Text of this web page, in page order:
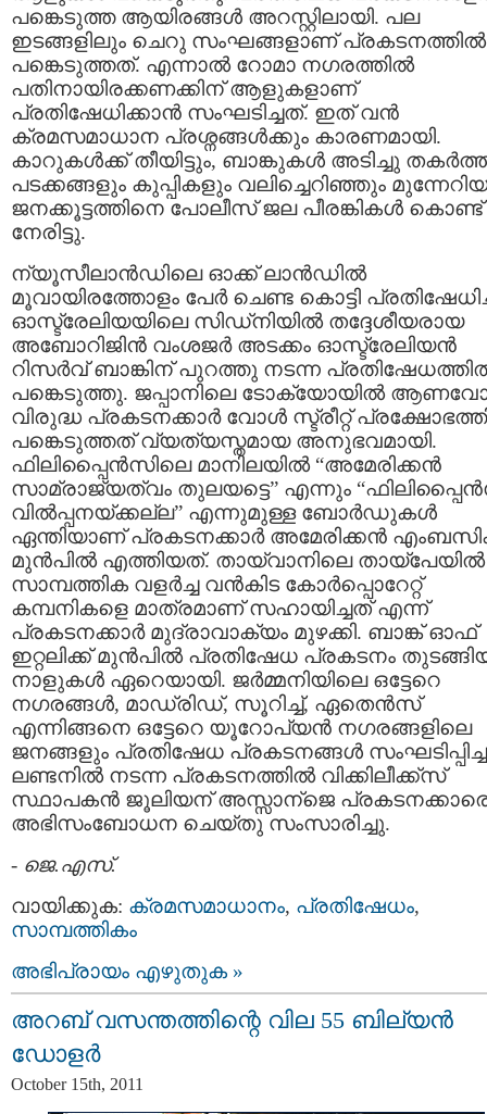
പങ്കെടുത്ത ആയിരങ്ങള്‍ അറസ്റ്റിലായി. പല
ഇടങ്ങളിലും ചെറു സംഘങ്ങളാണ് പ്രകടനത്തില്‍
പങ്കെടുത്തത്. എന്നാല്‍ റോമാ നഗരത്തില്‍
പതിനായിരക്കണക്കിന് ആളുകളാണ്
പ്രതിഷേധിക്കാന്‍ സംഘടിച്ചത്. ഇത് വന്‍
ക്രമസമാധാന പ്രശ്നങ്ങള്‍ക്കും കാരണമായി.
കാറുകള്‍ക്ക് തീയിട്ടും, ബാങ്കുകള്‍ അടിച്ചു
പടക്കങ്ങളും കുപ്പികളും വലിച്ചെറിഞ്ഞും മുന്നേറിയ
ജനക്കൂട്ടത്തിനെ പോലീസ്‌ ജല പീരങ്കികള്‍ കൊണ്ട്
നേരിട്ടു.
ന്യൂസീലാന്‍ഡിലെ ഓക്ക് ലാന്‍ഡില്‍
മൂവായിരത്തോളം പേര്‍ ചെണ്ട കൊട്ടി
ഓസ്ട്രേലിയയിലെ സിഡ്നിയില്‍ തദ്ദേശീയരായ
അബോറിജിന്‍ വംശജര്‍ അടക്കം ഓസ്ട്രേലിയന്‍
റിസര്‍വ്‌ ബാങ്കിന് പുറത്തു നടന്ന
പങ്കെടുത്തു. ജപ്പാനിലെ ടോക്യോയില്‍
വിരുദ്ധ പ്രകടനക്കാര്‍ വോള്‍ സ്ട്രീറ്റ്‌
പങ്കെടുത്തത് വ്യത്യസ്തമായ അനുഭവമായി.
ഫിലിപ്പൈന്‍സിലെ മാനിലയില്‍ “അമേരിക്കന്‍
സാമ്രാജ്യത്വം തുലയട്ടെ” എന്നും
വില്‍പ്പനയ്ക്കല്ല” എന്നുമുള്ള ബോര്‍ഡുകള്‍
ഏന്തിയാണ് പ്രകടനക്കാര്‍ അമേരിക്കന്‍
മുന്‍പില്‍ എത്തിയത്. തായ്‌വാനിലെ തായ്പേയില്‍
സാമ്പത്തിക വളര്‍ച്ച വന്‍കിട കോര്‍പ്പൊറേറ്റ്‌
കമ്പനികളെ മാത്രമാണ് സഹായിച്ചത്‌ എന്ന്
പ്രകടനക്കാര്‍ മുദ്രാവാക്യം മുഴക്കി. ബാങ്ക് ഓഫ്
ഇറ്റലിക്ക് മുന്‍പില്‍ പ്രതിഷേധ പ്രകടനം
നാളുകള്‍ ഏറെയായി. ജര്‍മ്മനിയിലെ ഒട്ടേറെ
നഗരങ്ങള്‍, മാഡ്രിഡ്‌, സൂറിച്ച്, ഏതെന്‍സ്
എന്നിങ്ങനെ ഒട്ടേറെ യൂറോപ്യന്‍ നഗരങ്ങളിലെ
ജനങ്ങളും പ്രതിഷേധ പ്രകടനങ്ങള്‍
ലണ്ടനില്‍ നടന്ന പ്രകടനത്തില്‍ വിക്കിലീക്ക്സ്‌
സ്ഥാപകന്‍ ജൂലിയന് അസ്സാന്ജെ
അഭിസംബോധന ചെയ്തു സംസാരിച്ചു.
- ജെ.എസ്.
വായിക്കുക: ക്രമസമാധാനം, പ്രതിഷേധം,
സാമ്പത്തികം
അഭിപ്രായം എഴുതുക »
അറബ് വസന്തത്തിന്റെ വില 55 ബില്യന്‍
ഡോളര്‍
October 15th, 2011